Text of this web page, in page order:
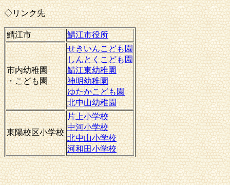
◇リンク先
鯖江市 鯖江市役所
市内幼稚園
・こども園
せきいんこども園
しんとくこども園
鯖江東幼稚園
神明幼稚園
ゆたかこども園
北中山幼稚園
東陽校区小学校
片上小学校
中河小学校
北中山小学校
河和田小学校